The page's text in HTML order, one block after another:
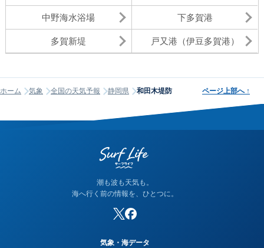
中野海水浴場 下多賀港
多賀新堤 戸又港（伊豆多賀港）
ホーム 気象 全国の天気予報 静岡県 和田木堤防 ページ上部へ ↑
潮も波も天気も。
海へ行く前の情報を、ひとつに。
気象・海データ